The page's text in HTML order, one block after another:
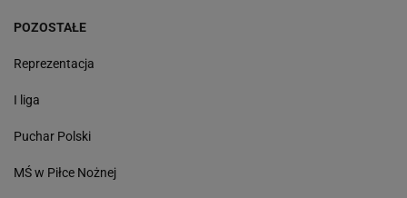
POZOSTAŁE
Reprezentacja
I liga
Puchar Polski
MŚ w Piłce Nożnej